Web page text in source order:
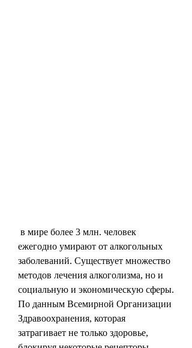
ежегодно умирают от алкогольных
заболеваний. Существует множество
методов лечения алкоголизма, но и
социальную и экономическую сферы.
По данным Всемирной Организации
Здравоохранения, которая
затрагивает не только здоровье,